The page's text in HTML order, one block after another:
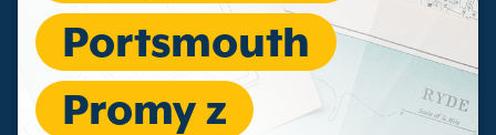
Portsmouth
Promy z